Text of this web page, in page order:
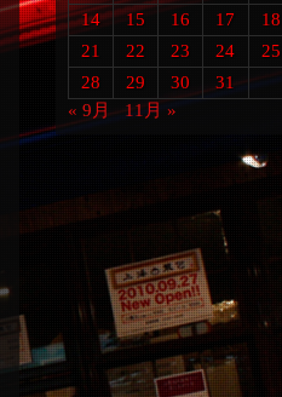
14
15 16 17 18
21
22 23 24 25
28
29 30
31
« 9月
11月 »